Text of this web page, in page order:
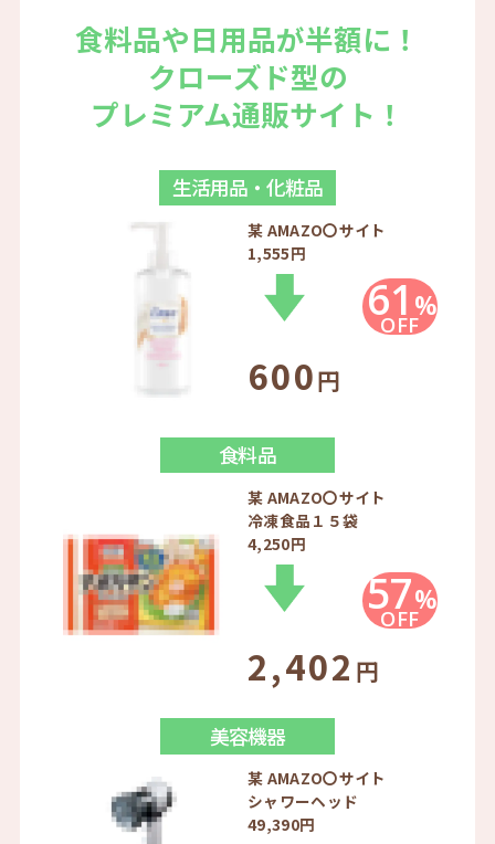
食料品や日用品が半額に！
クローズド型の
プレミアム通販サイト！
生活用品・化粧品
某 AMAZO〇サイト
1,555円
600円
61%
OFF
食料品
某 AMAZO〇サイト
冷凍食品１５袋
4,250円
2,402 円
57%
OFF
美容機器
某 AMAZO〇サイト
シャワーヘッド
49,390円